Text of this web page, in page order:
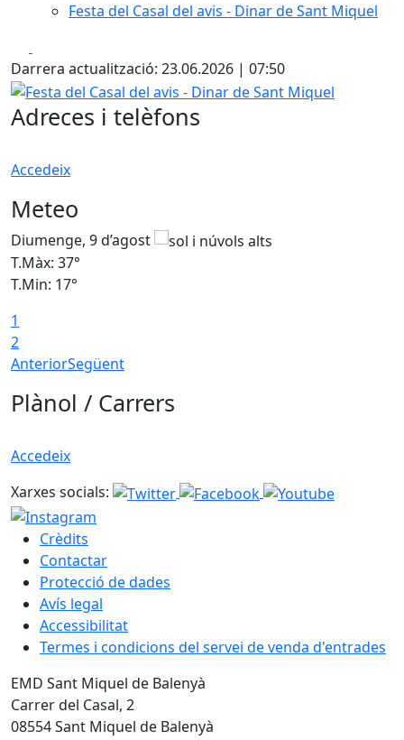
Festa del Casal del avis - Dinar de Sant Miquel
Darrera actualització: 23.06.2026 | 07:50
Festa del Casal del avis - Dinar de Sant Miquel
Adreces i telèfons
Accedeix
Meteo
Diumenge, 9 d’agost
T.Màx: 37°
T.Min: 17°
1
2
AnteriorSegüent
Plànol / Carrers
Accedeix
Xarxes socials:
Crèdits
Contactar
Protecció de dades
Avís legal
Accessibilitat
Termes i condicions del servei de venda d'entrades
EMD Sant Miquel de Balenyà
Carrer del Casal, 2
08554 Sant Miquel de Balenyà